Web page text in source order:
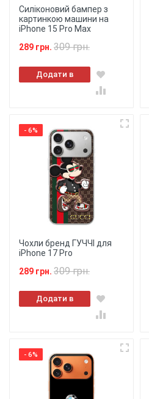
Силіконовий бампер з
картинкою машини на
iPhone 15 Pro Max
289 грн. 309 грн.
Додати в
кошик
- 6%
Чохли бренд ГУЧЧІ для
iPhone 17 Pro
289 грн. 309 грн.
Додати в
кошик
- 6%